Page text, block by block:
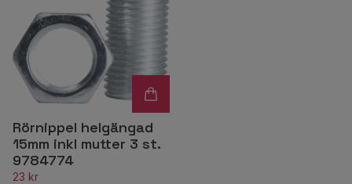
Rörnippel helgängad
15mm inkl mutter 3 st.
9784774
23 kr